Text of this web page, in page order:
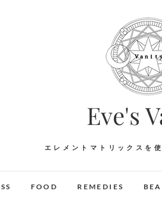
Eve's
エレメントマトリックスを
FOOD REMEDIES